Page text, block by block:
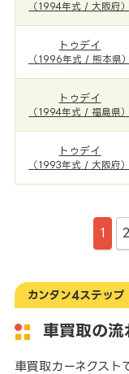
（1994年式 / 大阪府）
トゥデイ
（1996年式 / 熊本県）
トゥデイ
（1994年式 / 福島県）
トゥデイ
（1993年式 / 大阪府）
1 2
カンタン4ステップ
車買取の流
車買取カーネクスト